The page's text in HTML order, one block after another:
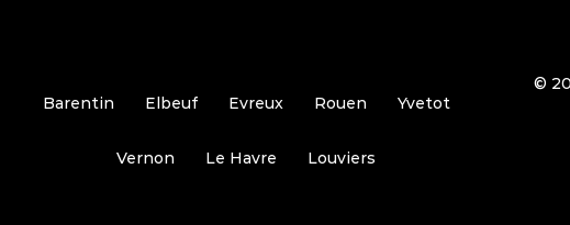
Barentin Elbeuf Evreux Rouen Yvetot
Vernon Le Havre Louviers
©